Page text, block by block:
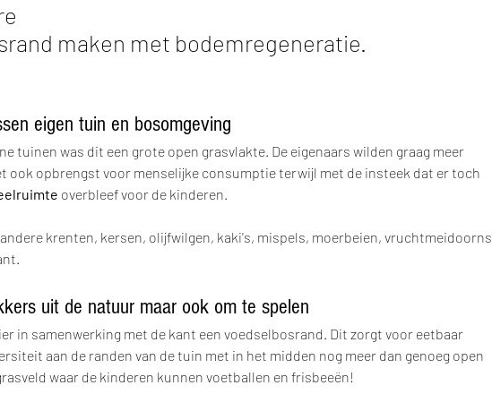
maken met bodemregeneratie.
eigen tuin en bosomgeving
tuinen was dit een grote open grasvlakte. De eigenaars wilden graag meer
ook opbrengst voor menselijke consumptie terwijl met de insteek dat er toch
overbleef voor de kinderen.
krenten, kersen, olijfwilgen, kaki's, mispels, moerbeien, vruchtmeidoorns
uit de natuur maar ook om te spelen
in samenwerking met de kant een voedselbosrand. Dit zorgt voor eetbaar
aan de randen van de tuin met in het midden nog meer dan genoeg open
waar de kinderen kunnen voetballen en frisbeeën!